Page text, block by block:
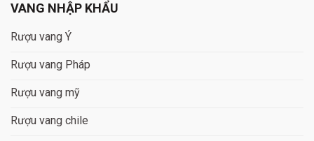
VANG NHẬP KHẨU
Rượu vang Ý
Rượu vang Pháp
Rượu vang mỹ
Rượu vang chile